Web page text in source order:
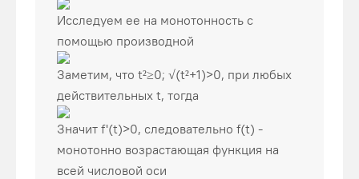
Исследуем ее на монотонность с
помощью производной
Заметим, что t²≥0; √(t²+1)>0, при любых
действительных t, тогда
Значит f'(t)>0, следовательно f(t) -
монотонно возрастающая функция на
всей числовой оси